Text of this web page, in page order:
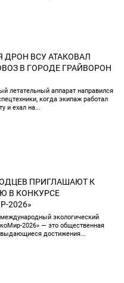
ДРОН ВСУ АТАКОВАЛ
В ГОРОДЕ ГРАЙВОРОН
летательный аппарат направился
когда экипаж работал
и ехал на...
ПРИГЛАШАЮТ К
В КОНКУРСЕ
2026»
экологический
2026» — это общественная
достижения...